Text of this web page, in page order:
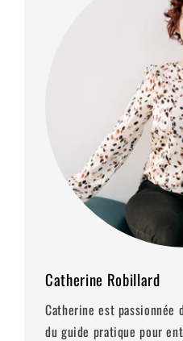
Catherine Robillard
Catherine est
du guide pratique pour